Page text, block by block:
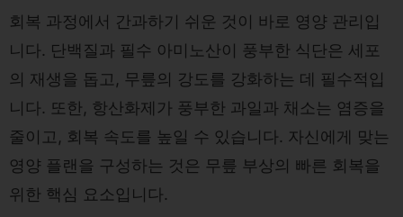
회복 과정에서 간과하기 쉬운 것이 바로 영양 관리입
니다. 단백질과 필수 아미노산이 풍부한 식단은 세포
의 재생을 돕고, 무릎의 강도를 강화하는 데 필수적입
니다. 또한, 항산화제가 풍부한 과일과 채소는 염증을
줄이고, 회복 속도를 높일 수 있습니다. 자신에게 맞는
영양 플랜을 구성하는 것은 무릎 부상의 빠른 회복을
위한 핵심 요소입니다.